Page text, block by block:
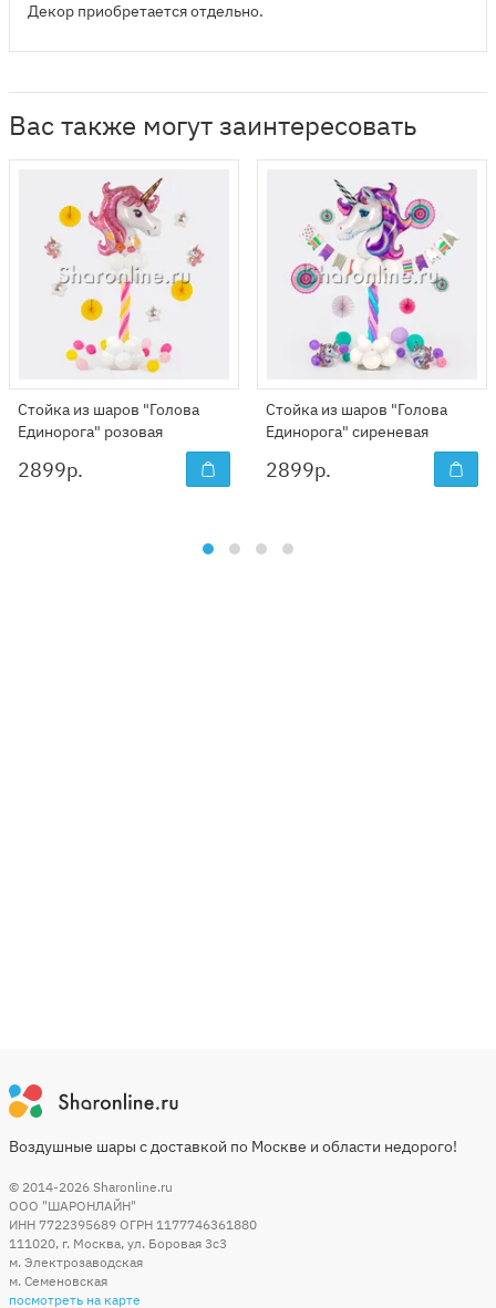
Декор приобретается отдельно.
Вас также могут заинтересовать
Стойка из шаров "Голова
Единорога" розовая
2899р.
Стойка из шаров "Голова
Единорога" сиреневая
2899р.
Воздушные шары с доставкой по Москве и области недорого!
© 2014-2026 Sharonline.ru
ООО "ШАРОНЛАЙН"
ИНН 7722395689 ОГРН 1177746361880
111020, г. Москва, ул. Боровая 3c3
м. Электрозаводская
м. Семеновская
посмотреть на карте